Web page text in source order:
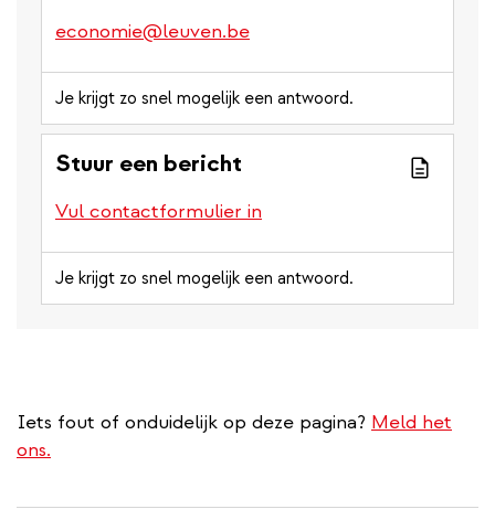
economie@leuven.be
Je krijgt zo snel mogelijk een antwoord.
Stuur een bericht
Vul contactformulier in
Je krijgt zo snel mogelijk een antwoord.
Iets fout of onduidelijk op deze pagina? Meld het
ons.